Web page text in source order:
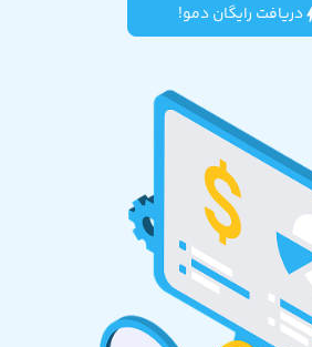
دریافت رایگان دمو!